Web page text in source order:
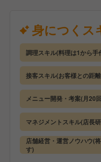
また、労働環境もしっ
全額支給で、みなし残
休日は月8〜9日を確
得を義務付けています
また「休める環境をつ
した社員には特別手当
ことを会社全体で後
【充実の福利厚生】
賞与は年2回支給（6
【仕事内容】
調理・接客・お会計な
す。
晩杯屋は「ポジション
こともあれば、ホール
ームで連携しながら動
徐々に慣れてきたら、
売上や原価・人件費の
せしていきます。
また、メニューのアレ
身につくス
調理スキル(料理は1から手
接客スキル(お客様との距
メニュー開発・考案(月20
マネジメントスキル(店長
店舗経営・運営ノウハウ(
す)